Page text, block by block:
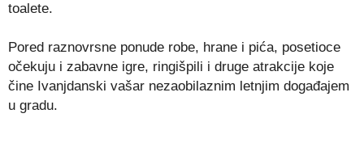
toalete.
Pored raznovrsne ponude robe, hrane i pića, posetioce
očekuju i zabavne igre, ringišpili i druge atrakcije koje
čine Ivanjdanski vašar nezaobilaznim letnjim događajem
u gradu.